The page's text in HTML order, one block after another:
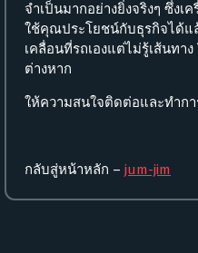
จำเป็นมากอย่างยิ่งจริงๆ ซึ่ง
ใช้คุณประโยชน์กับธุรกิจได้แ
เคลื่อนที่รถเองแต่ไม่รู้เส้นทา
ต่างหาก
ให้ความสนใจติดต่อและทำกา
กลับสู่หน้าหลัก – jum-jim